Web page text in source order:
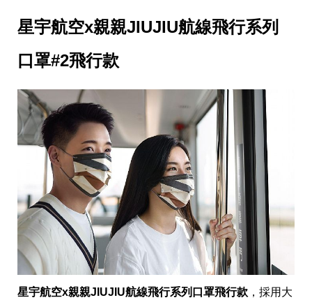
玩
手
機
布
娛
樂
韓
流
報
到
播
夯
劇
星宇航空x親親JIUJIU航線飛行系列
口罩#2飛行款
星宇航空x親親JIUJIU航線飛行系列口罩飛行款 ，採用大